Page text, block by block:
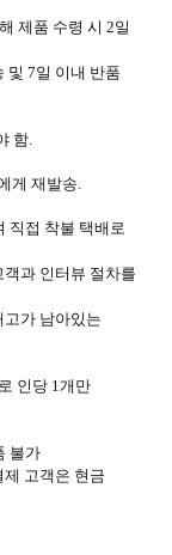
제품 수령 시 2일
및 7일 이내 반품
함.
게 재발송.
직접 착불 택배로
과 인터뷰 절차를
가 남아있는
인당 1개만
불가
고객은 현금